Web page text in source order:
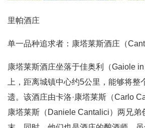
里帕酒庄
单一品种追求者：康塔莱斯酒庄（
康塔莱斯酒庄坐落于佳奥利（Gaiole
上，距离城镇中心约5公里，能够将整
遗。该酒庄由卡洛·康塔莱斯（Carlo
康塔莱斯（Daniele Cantalici）两兄弟